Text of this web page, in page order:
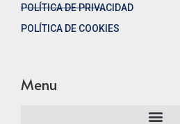
POLÍTICA DE PRIVACIDAD
POLÍTICA DE COOKIES
Menu